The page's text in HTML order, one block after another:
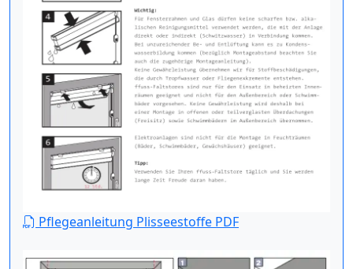
Pflegeanleitung Plisseestoffe PDF